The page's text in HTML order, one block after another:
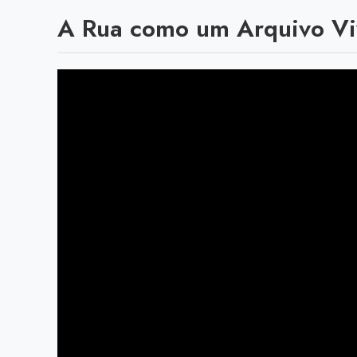
A Rua como um Arquivo